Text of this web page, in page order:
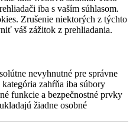
iba s vaším súhlasom.
Zrušenie niektorých z týchto
váš zážitok z prehliadania.
nevyhnutné pre správne
zahŕňa iba súbory
funkcie a bezpečnostné prvky
žiadne osobné